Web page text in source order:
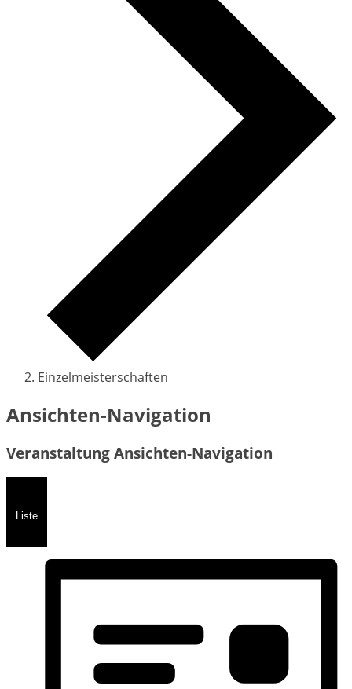
Einzelmeisterschaften
Veranstaltungen
Ansichten-Navigation
Veranstaltung Ansichten-Navigation
Liste